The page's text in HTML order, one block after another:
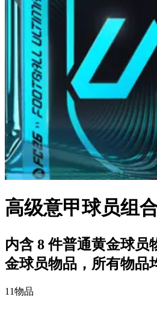
高级意甲球员组
内含 8 件普通黄金球员
金球员物品，所有物品
11物品